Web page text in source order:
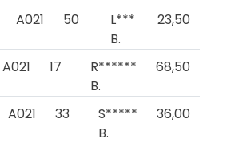
A021 50
L***
B.
23,50
A021 17
R******
B.
68,50
A021 33
S*****
B.
36,00